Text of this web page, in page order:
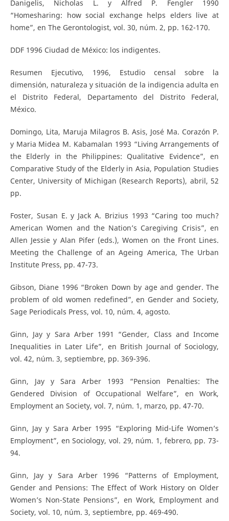
Danigelis, Nicholas L. y Alfred P. Fengler 1990
“Homesharing: how social exchange helps elders live at
home”, en The Gerontologist, vol. 30, núm. 2, pp. 162-170.
DDF 1996 Ciudad de México: los indigentes.
Resumen Ejecutivo, 1996, Estudio censal sobre la
dimensión, naturaleza y situación de la indigencia adulta en
el Distrito Federal, Departamento del Distrito Federal,
México.
Domingo, Lita, Maruja Milagros B. Asis, José Ma. Corazón P.
y Maria Midea M. Kabamalan 1993 “Living Arrangements of
the Elderly in the Philippines: Qualitative Evidence”, en
Comparative Study of the Elderly in Asia, Population Studies
Center, University of Michigan (Research Reports), abril, 52
pp.
Foster, Susan E. y Jack A. Brizius 1993 “Caring too much?
American Women and the Nation’s Caregiving Crisis”, en
Allen Jessie y Alan Pifer (eds.), Women on the Front Lines.
Meeting the Challenge of an Ageing America, The Urban
Institute Press, pp. 47-73.
Gibson, Diane 1996 “Broken Down by age and gender. The
problem of old women redefined”, en Gender and Society,
Sage Periodicals Press, vol. 10, núm. 4, agosto.
Ginn, Jay y Sara Arber 1991 “Gender, Class and Income
Inequalities in Later Life”, en British Journal of Sociology,
vol. 42, núm. 3, septiembre, pp. 369-396.
Ginn, Jay y Sara Arber 1993 “Pension Penalties: The
Gendered Division of Occupational Welfare”, en Work,
Employment an Society, vol. 7, núm. 1, marzo, pp. 47-70.
Ginn, Jay y Sara Arber 1995 “Exploring Mid-Life Women’s
Employment”, en Sociology, vol. 29, núm. 1, febrero, pp. 73-
94.
Ginn, Jay y Sara Arber 1996 “Patterns of Employment,
Gender and Pensions: The Effect of Work History on Older
Women’s Non-State Pensions”, en Work, Employment and
Society, vol. 10, núm. 3, septiembre, pp. 469-490.